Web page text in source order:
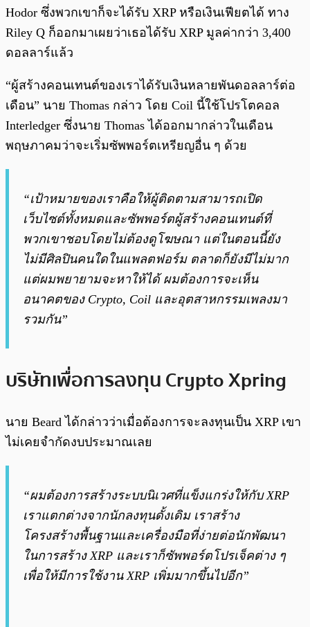
Hodor ซึ่งพวกเขาก็จะได้รับ XRP หรือเงินเฟียตได้ ทาง
Riley Q ก็ออกมาเผยว่าเธอได้รับ XRP มูลค่ากว่า 3,400
ดอลลาร์แล้ว
“ผู้สร้างคอนเทนต์ของเราได้รับเงินหลายพันดอลลาร์ต่อ
เดือน” นาย Thomas กล่าว โดย Coil นี้ใช้โปรโตคอล
Interledger ซึ่งนาย Thomas ได้ออกมากล่าวในเดือน
พฤษภาคมว่าจะเริ่มซัพพอร์ตเหรียญอื่น ๆ ด้วย
“เป้าหมายของเราคือให้ผู้ติดตามสามารถเปิด
เว็บไซต์ทั้งหมดและซัพพอร์ตผู้สร้างคอนเทนต์ที่
พวกเขาชอบโดยไม่ต้องดูโฆษณาแต่ในตอนนี้ยัง
ไม่มีศิลปินคนใดในแพลตฟอร์ม ตลาดก็ยังมีไม่มาก
แต่ผมพยายามจะหาให้ได้ ผมต้องการจะเห็น
อนาคตของ Crypto, Coil และอุตสาหกรรมเพลงมา
รวมกัน”
บริษัทเพื่อการลงทุน Crypto Xpring
นาย Beard ได้กล่าวว่าเมื่อต้องการจะลงทุนเป็น XRP เขา
ไม่เคยจำกัดงบประมาณเลย
“ผมต้องการสร้างระบบนิเวศที่แข็งแกร่งให้กับ XRP
เราแตกต่างจากนักลงทุนดั้งเดิม เราสร้าง
โครงสร้างพื้นฐานและเครื่องมือที่ง่ายต่อนักพัฒนา
ในการสร้าง XRP และเราก็ซัพพอร์ตโปรเจ็คต่าง ๆ
เพื่อให้มีการใช้งาน XRP เพิ่มมากขึ้นไปอีก”